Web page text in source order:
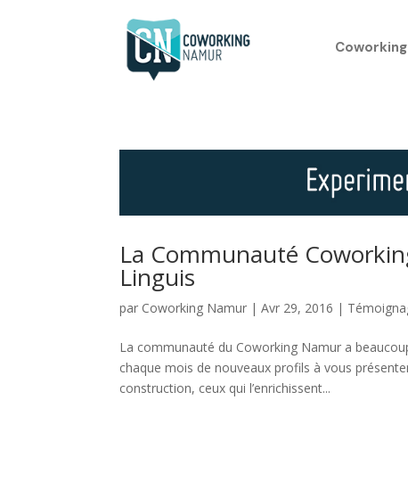
Coworking
La Communauté
Linguis
par Coworking Namur |Avr 29, 2016 |
La communauté du Coworking Namur a
chaque mois de nouveaux profils à vous
construction, ceux qui l’enrichissent...